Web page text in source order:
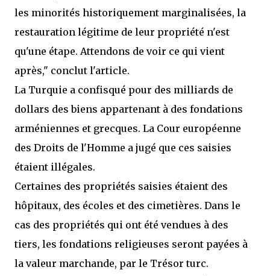
les minorités historiquement marginalisées, la
restauration légitime de leur propriété n'est
qu'une étape. Attendons de voir ce qui vient
après," conclut l'article.
La Turquie a confisqué pour des milliards de
dollars des biens appartenant à des fondations
arméniennes et grecques. La Cour européenne
des Droits de l'Homme a jugé que ces saisies
étaient illégales.
Certaines des propriétés saisies étaient des
hôpitaux, des écoles et des cimetières. Dans le
cas des propriétés qui ont été vendues à des
tiers, les fondations religieuses seront payées à
la valeur marchande, par le Trésor turc.